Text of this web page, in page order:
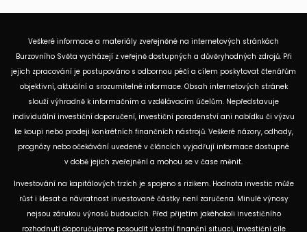
Veškeré informace a materiály zveřejněné na internetových stránkách
Burzovního Světa vycházejí z veřejně dostupných a důvěryhodných zdrojů. Při
jejich zpracování je postupováno s odbornou péčí a cílem poskytovat čtenářům
objektivní, aktuální a srozumitelné informace. Obsah internetových stránek
slouží výhradně k informačním a vzdělávacím účelům. Nepředstavuje
individuální investiční doporučení, investiční poradenství ani nabídku či výzvu
ke koupi nebo prodeji konkrétních finančních nástrojů. Veškeré názory, odhady,
prognózy nebo očekávání uvedené v článcích vyjadřují informace dostupné
v době jejich zveřejnění a mohou se v čase měnit.
Investování na kapitálových trzích je spojeno s rizikem. Hodnota investic může
růst i klesat a návratnost investované částky není zaručena. Minulé výnosy
nejsou zárukou výnosů budoucích. Před přijetím jakéhokoli investičního
rozhodnutí doporučujeme posoudit vlastní finanční situaci, investiční cíle